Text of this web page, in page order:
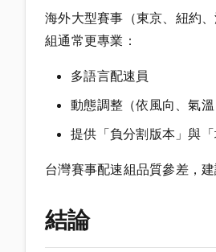
海外大型賽事（東京、紐約
組通常更專業：
多語言配速員
動態調整（依風向、氣溫
提供「負分割版本」與
台灣賽事配速組品質參差，建
結論